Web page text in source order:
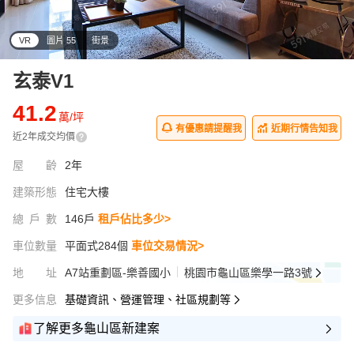
VR 圖片 55 街景
玄泰V1
41.2萬/坪
近2年成交均價
有優惠請提醒我 近期行情告知我
屋齡 2年
建築形態 住宅大樓
總戶數 146戶 租戶佔比多少>
車位數量 平面式284個 車位交易情況>
地址 A7站重劃區-樂善國小 桃園市龜山區樂學一路3號
更多信息 基礎資訊、營運管理、社區規劃等
了解更多龜山區新建案